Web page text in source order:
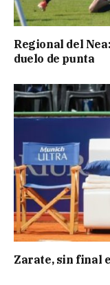
Regional del
duelo de punta
Zarate, sin final